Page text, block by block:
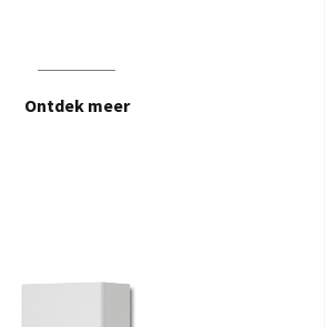
Ontdek meer